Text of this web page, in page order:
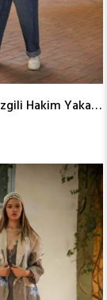
Yağ Yeşili Çizgili Hakim Yaka Üç Düğmeli Gömlek